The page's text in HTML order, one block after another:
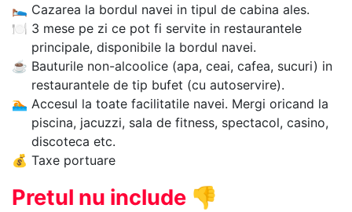
🛌 Cazarea la bordul navei in tipul de cabina ales.
🍽 3 mese pe zi ce pot fi servite in restaurantele
principale, disponibile la bordul navei.
☕ Bauturile non-alcoolice (apa, ceai, cafea, sucuri) in
restaurantele de tip bufet (cu autoservire).
🏊‍ Accesul la toate facilitatile navei. Mergi oricand la
piscina, jacuzzi, sala de fitness, spectacol, casino,
discoteca etc.
💰 Taxe portuare
Pretul nu include 👎